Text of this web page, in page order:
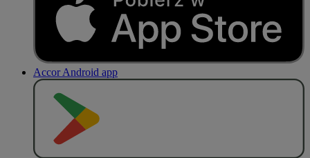
Accor Android app